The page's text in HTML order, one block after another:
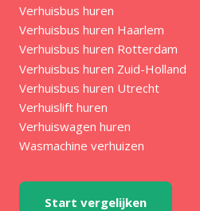
Verhuisbus huren
Verhuisbus huren Haarlem
Verhuisbus huren Rotterdam
Verhuisbus huren Zuid-Holland
Verhuisbus huren Utrecht
Verhuislift huren
Verhuiswagen huren
Wasmachine verhuizen
Start vergelijken